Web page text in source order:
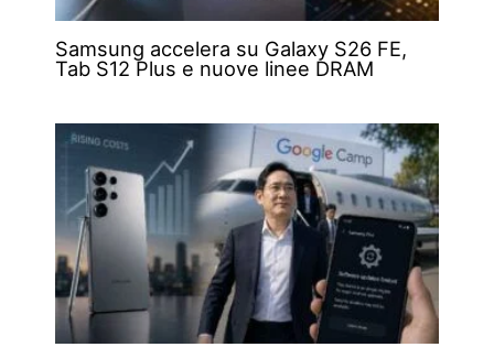
Samsung accelera su Galaxy S26 FE,
Tab S12 Plus e nuove linee DRAM